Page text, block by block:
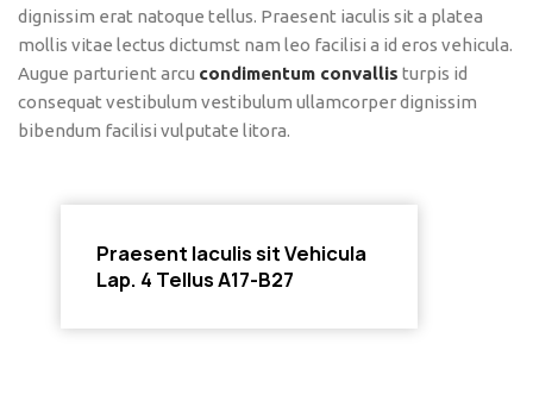
dignissim erat natoque tellus. Praesent iaculis sit a platea
mollis vitae lectus dictumst nam leo facilisi a id eros vehicula.
Augue parturient arcu condimentum convallis turpis id
consequat vestibulum vestibulum ullamcorper dignissim
bibendum facilisi vulputate litora.
Praesent Iaculis sit Vehicula
Lap. 4 Tellus A17-B27